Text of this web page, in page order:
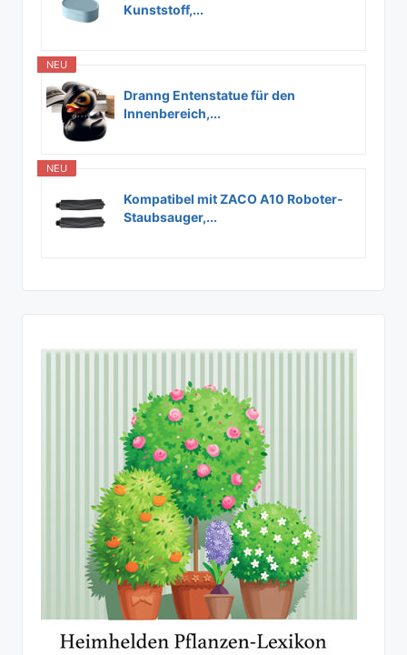
Kunststoff,...
NEU
Dranng Entenstatue für den
Innenbereich,...
NEU
Kompatibel mit ZACO A10 Roboter-
Staubsauger,...